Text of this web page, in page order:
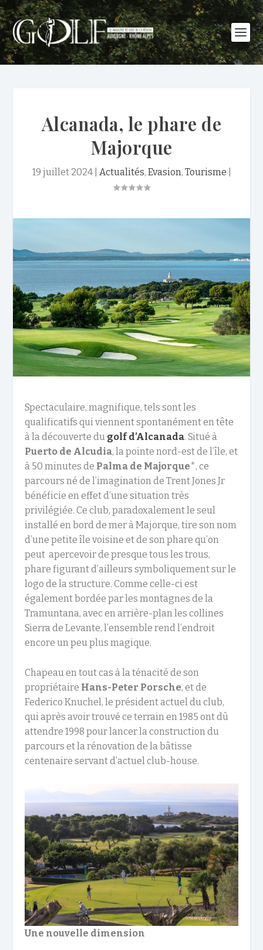
Alcanada, le phare de
Majorque
19 juillet 2024| Actualités, Evasion, Tourisme
Spectaculaire, magnifique, tels sont les
qualificatifs qui viennent spontanément en tête
à la découverte du golf d’Alcanada. Situé à
Puerto de Alcudia, la pointe nord-est de l’île, et
à 50 minutes de Palma de Majorque*, ce
parcours né de l’imagination de Trent Jones Jr
bénéficie en effet d’une situation très
privilégiée. Ce club, paradoxalement le seul
installé en bord de mer à Majorque, tire son nom
d’une petite île voisine et de son phare qu’on
peut apercevoir de presque tous les trous,
phare figurant d’ailleurs symboliquement sur le
logo de la structure. Comme celle-ci est
également bordée par les montagnes de la
Tramuntana, avec en arrière-plan les collines
Sierra de Levante, l’ensemble rend l’endroit
encore un peu plus magique.
Chapeau en tout cas à la ténacité de son
propriétaire Hans-Peter Porsche, et de
Federico Knuchel, le président actuel du club,
qui après avoir trouvé ce terrain en 1985 ont dû
attendre 1998 pour lancer la construction du
parcours et la rénovation de la bâtisse
centenaire servant d’actuel club-house.
Une nouvelle dimension